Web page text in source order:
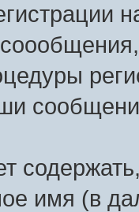
имя (в